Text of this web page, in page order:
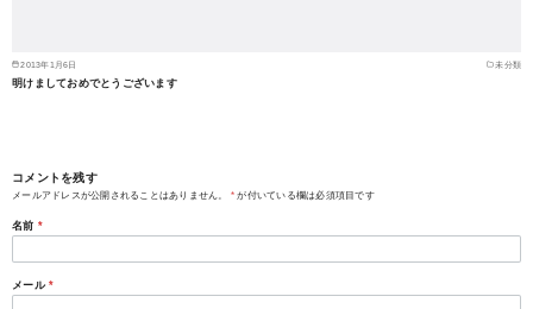
2013年1月6日 未分類
明けましておめでとうございます
コメントを残す
メールアドレスが公開されることはありません。 * が付いている欄は必須項目です
名前 *
メール *